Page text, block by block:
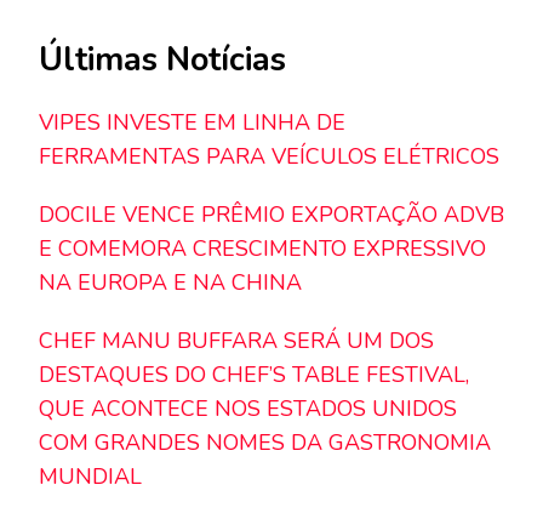
Últimas Notícias
VIPES INVESTE EM LINHA DE
FERRAMENTAS PARA VEÍCULOS ELÉTRICOS
DOCILE VENCE PRÊMIO EXPORTAÇÃO ADVB
E COMEMORA CRESCIMENTO EXPRESSIVO
NA EUROPA E NA CHINA
CHEF MANU BUFFARA SERÁ UM DOS
DESTAQUES DO CHEF’S TABLE FESTIVAL,
QUE ACONTECE NOS ESTADOS UNIDOS
COM GRANDES NOMES DA GASTRONOMIA
MUNDIAL